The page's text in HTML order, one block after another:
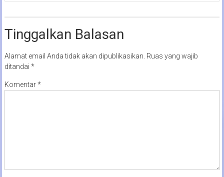
Tinggalkan Balasan
Alamat email Anda tidak akan dipublikasikan. Ruas yang wajib
ditandai *
Komentar*